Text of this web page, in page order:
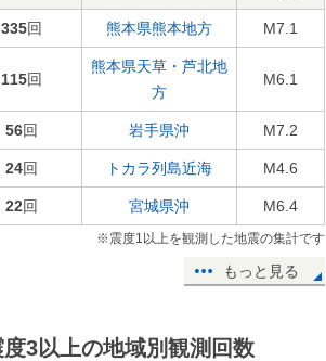
335回 熊本県熊本地方 M7.1
115回
熊本県天草・芦北地
方
M6.1
56回 岩手県沖 M7.2
24回 トカラ列島近海 M4.6
22回 宮城県沖 M6.4
※震度1以上を観測した地震の集計です
もっと見る
度3以上の地域別観測回数